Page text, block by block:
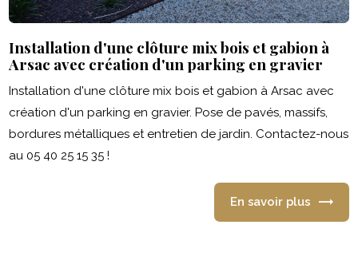
Installation d'une clôture mix bois et gabion à
Arsac avec création d'un parking en gravier
Installation d'une clôture mix bois et gabion à Arsac avec
création d'un parking en gravier. Pose de pavés, massifs,
bordures métalliques et entretien de jardin. Contactez-nous
au 05 40 25 15 35 !
En savoir plus